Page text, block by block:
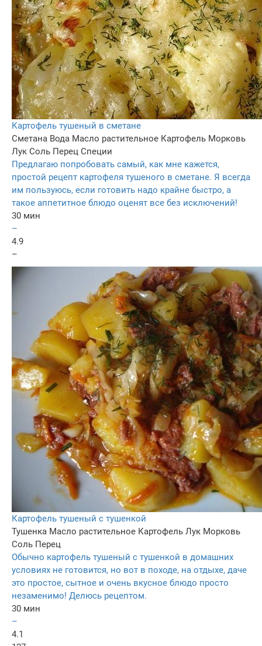
Картофель тушеный в сметане
Сметана Вода Масло растительное Картофель Морковь
Лук Соль Перец Специи
Предлагаю попробовать самый, как мне кажется,
простой рецепт картофеля тушеного в сметане. Я всегда
им пользуюсь, если готовить надо крайне быстро, а
такое аппетитное блюдо оценят все без исключений!
30 мин
–
4.9
–
Картофель тушеный с тушенкой
Тушенка Масло растительное Картофель Лук Морковь
Соль Перец
Обычно картофель тушеный с тушенкой в домашних
условиях не готовится, но вот в походе, на отдыхе, даче
это простое, сытное и очень вкусное блюдо просто
незаменимо! Делюсь рецептом.
30 мин
–
4.1